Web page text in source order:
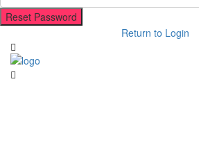
Reset Password
Return to Login